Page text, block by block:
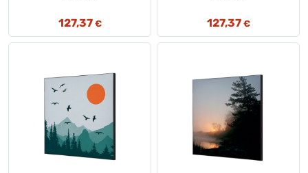
(+1)
SIGEL(+1)
SINFONIE(+3)
sistema (+22)
Skintastic (+3)
SMARTIES® (+2)
127,37€ 127,37€